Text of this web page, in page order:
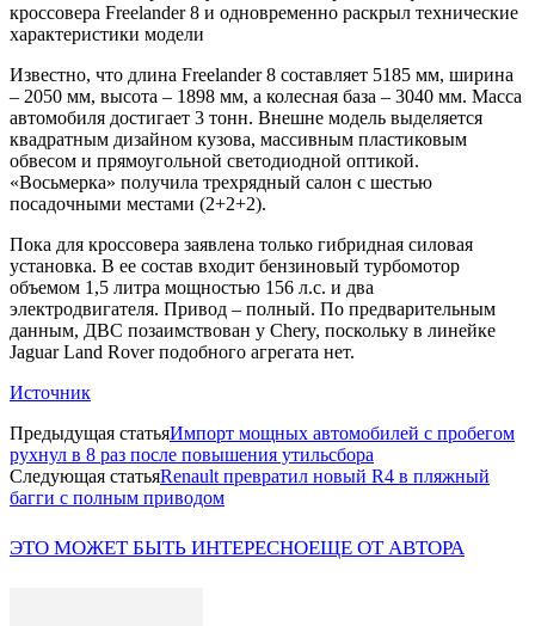
кроссовера Freelander 8 и одновременно раскрыл технические
характеристики модели
Известно, что длина Freelander 8 составляет 5185 мм, ширина
– 2050 мм, высота – 1898 мм, а колесная база – 3040 мм. Масса
автомобиля достигает 3 тонн. Внешне модель выделяется
квадратным дизайном кузова, массивным пластиковым
обвесом и прямоугольной светодиодной оптикой.
«Восьмерка» получила трехрядный салон с шестью
посадочными местами (2+2+2).
Пока для кроссовера заявлена только гибридная силовая
установка. В ее состав входит бензиновый турбомотор
объемом 1,5 литра мощностью 156 л.с. и два
электродвигателя. Привод – полный. По предварительным
данным, ДВС позаимствован у Chery, поскольку в линейке
Jaguar Land Rover подобного агрегата нет.
Источник
Предыдущая статьяИмпорт мощных автомобилей с пробегом
рухнул в 8 раз после повышения утильсбора
Следующая статьяRenault превратил новый R4 в пляжный
багги с полным приводом
ЭТО МОЖЕТ БЫТЬ ИНТЕРЕСНОЕЩЕ ОТ АВТОРА